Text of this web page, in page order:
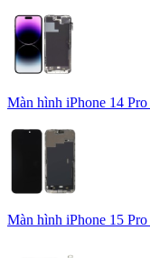
Màn hình iPhone 14
Màn hình iPhone 15